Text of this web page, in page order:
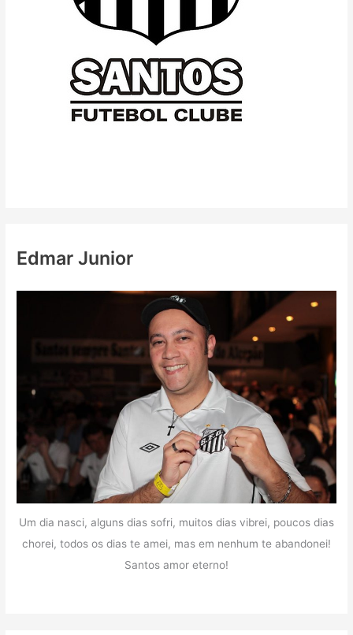
Edmar Junior
Um dia nasci, alguns dias sofri, muitos dias vibrei, poucos dias
chorei, todos os dias te amei, mas em nenhum te abandonei!
Santos amor eterno!